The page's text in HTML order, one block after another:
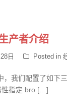
产者介绍
日 Posted in
我们配置了如下
性指定 bro […]